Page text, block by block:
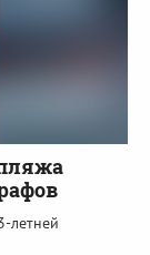
летней